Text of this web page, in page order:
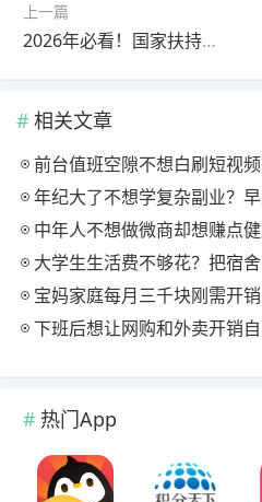
上一篇
2026年必看！国家扶持的正规赚钱平台，普通人也能逆袭
相关文章
前台值班空隙不想白刷短视频？两
年纪大了不想学复杂副业？早上刷手
中年人不想做微商却想赚点健康消费
大学生生活费不够花？把宿舍网购
宝妈家庭每月三千块刚需开销怎么
下班后想让网购和外卖开销自己回点
热门App